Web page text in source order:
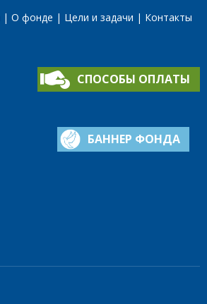
О фонде Цели и задачи Контакты
СПОСОБЫ ОПЛАТЫ
БАННЕР ФОНДА